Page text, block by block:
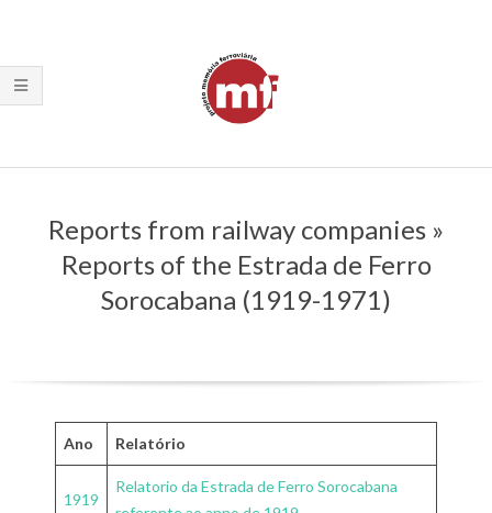
content
MenuReports from railway companies »
Reports of the Estrada de Ferro
Sorocabana (1919-1971)
Ano Relatório
1919
Relatorio da Estrada de Ferro Sorocabana